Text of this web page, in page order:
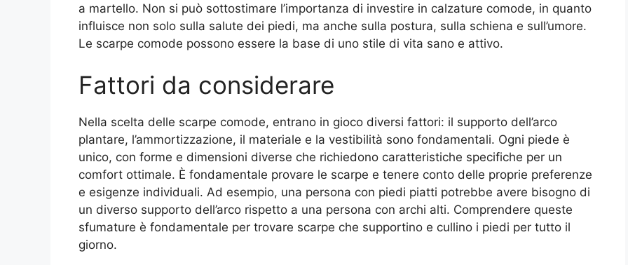
a martello. Non si può sottostimare l’importanza di investire in calzature comode, in quanto
influisce non solo sulla salute dei piedi, ma anche sulla postura, sulla schiena e sull’umore.
Le scarpe comode possono essere la base di uno stile di vita sano e attivo.
Fattori da considerare
Nella scelta delle scarpe comode, entrano in gioco diversi fattori: il supporto dell’arco
plantare, l’ammortizzazione, il materiale e la vestibilità sono fondamentali. Ogni piede è
unico, con forme e dimensioni diverse che richiedono caratteristiche specifiche per un
comfort ottimale. È fondamentale provare le scarpe e tenere conto delle proprie preferenze
e esigenze individuali. Ad esempio, una persona con piedi piatti potrebbe avere bisogno di
un diverso supporto dell’arco rispetto a una persona con archi alti. Comprendere queste
sfumature è fondamentale per trovare scarpe che supportino e cullino i piedi per tutto il
giorno.